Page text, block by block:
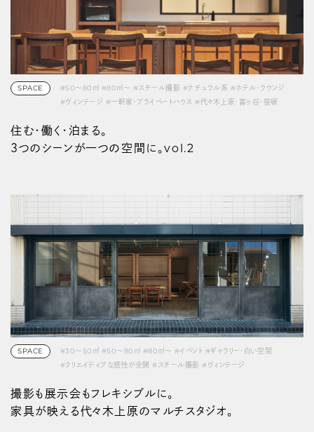
SPACE #50〜80㎡ #80㎡〜 #スチール撮影 #ナチュラル系 #ホテル・ラウンジ
#ヴィンテージ #一軒家・プライベートハウス #代々木上原・富ヶ谷・笹塚
住む・働く・泊まる。
３つのシーンが一つの空間に。vol.2
SPACE #30〜50㎡ #50〜80㎡ #80㎡〜 #イベント #ギャラリー・白い空間
#クリエイティブな感性が全開 #スチール撮影 #ヴィンテージ
撮影も展示会もフレキシブルに。
家具が映える代々木上原のマルチスタジオ。